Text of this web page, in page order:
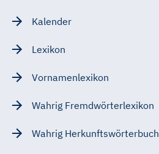
Kalender
Lexikon
Vornamenlexikon
Wahrig Fremdwörterlexikon
Wahrig Herkunftswörterbuch